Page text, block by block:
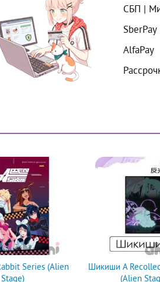
СБП |
SberPay
AlfaPay
Series (Alien
Stage)
Шикиши А
(Alien